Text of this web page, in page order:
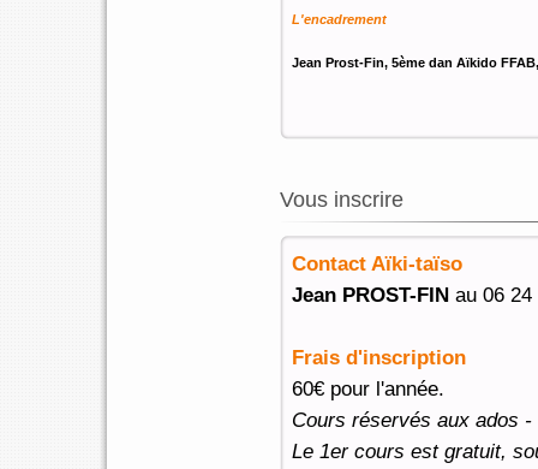
L'encadrement
Jean Prost-Fin, 5ème dan Aïkido
Vous inscrire
Contact Aïki-taïso
Jean PROST-FIN au 06 24
Frais d'inscription
60€ pour l'année.
Cours réservés aux ados
Le 1er cours est gratuit,